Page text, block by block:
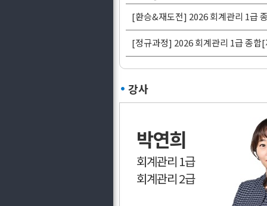
[환승&재도전] 2026 회계관리 1급
[정규과정] 2026 회계관리 1급 종
강사
박연희
회계관리 1급
회계관리 2급